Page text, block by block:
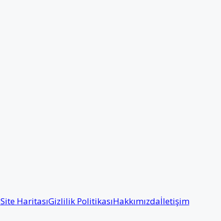
Site HaritasıGizlilik PolitikasıHakkımızdaİletişim